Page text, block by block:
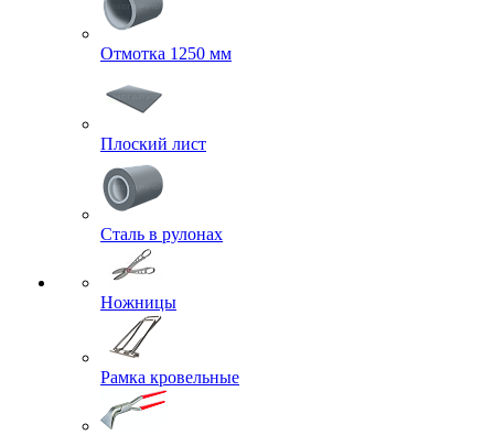
Отмотка 1250 мм
Плоский лист
Сталь в рулонах
Ножницы
Рамка кровельные